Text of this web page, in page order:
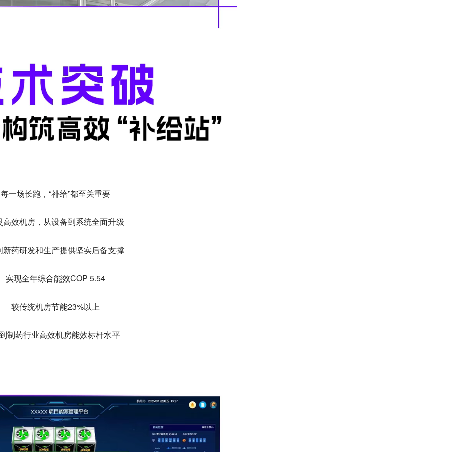
每一场长跑，“补给”都至关重要
高效机房，从设备到系统全面升级
新药研发和生产提供坚实后备支撑
实现全年综合能效COP 5.54
较传统机房节能23%以上
制药行业高效机房能效标杆水平